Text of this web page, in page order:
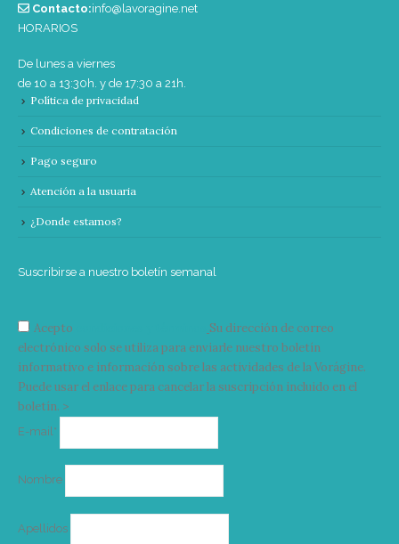
Contacto:info@lavoragine.net
HORARIOS
De lunes a viernes
de 10 a 13:30h. y de 17:30 a 21h.
Política de privacidad
Condiciones de contratación
Pago seguro
Atención a la usuaria
¿Donde estamos?
Suscribirse a nuestro boletín semanal
Acepto
Su dirección de correo
electrónico solo se utiliza para enviarle nuestro boletín
informativo e información sobre las actividades de la Vorágine.
Puede usar el enlace para cancelar la suscripción incluido en el
boletín. >
E-mail*
Nombre
Apellidos